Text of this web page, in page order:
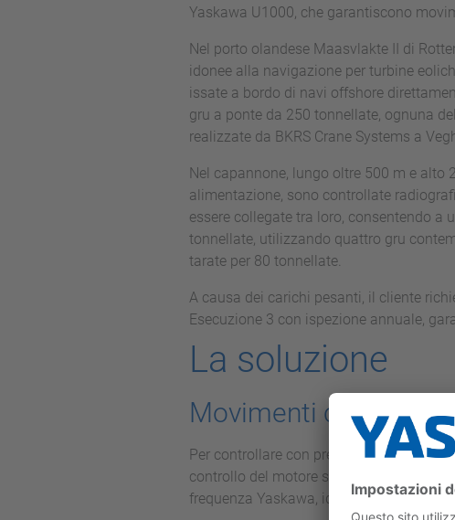
Yaskawa U1000, che garantiscono
Nel porto olandese Maasvlakte II di
idonee alla navigazione per turbine
issate a bordo di navi offshore
gru a ponte da 250 tonnellate, ognuna
realizzate da BKRS Crane Systems a
Nel capannone, lungo oltre 500 m e alto
alimentazione, sono controllate
essere collegate tra loro, consentendo a
tonnellate, utilizzando quattro gru
tarate per 80 tonnellate.
A causa dei carichi pesanti, il cliente
Esecuzione 3 con ispezione annuale,
La soluzione
Movimenti controllati
Per controllare con precisione questi
controllo del motore sia per la gestione
frequenza Yaskawa, ideali per